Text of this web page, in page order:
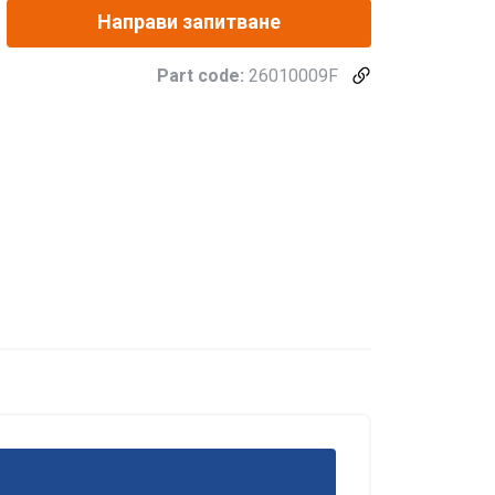
Направи запитване
Part code: 26010009F
я комбинират